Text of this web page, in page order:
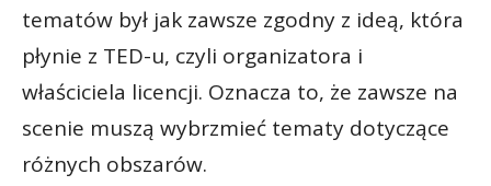
tematów był jak zawsze zgodny z ideą, która
płynie z TED-u, czyli organizatora i
właściciela licencji. Oznacza to, że zawsze na
scenie muszą wybrzmieć tematy dotyczące
różnych obszarów.